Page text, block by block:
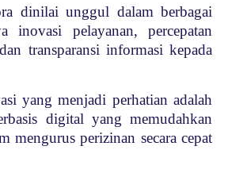
dinilai unggul dalam berbagai
inovasi pelayanan, percepatan
transparansi informasi kepada
yang menjadi perhatian adalah
digital yang memudahkan
mengurus perizinan secara cepat